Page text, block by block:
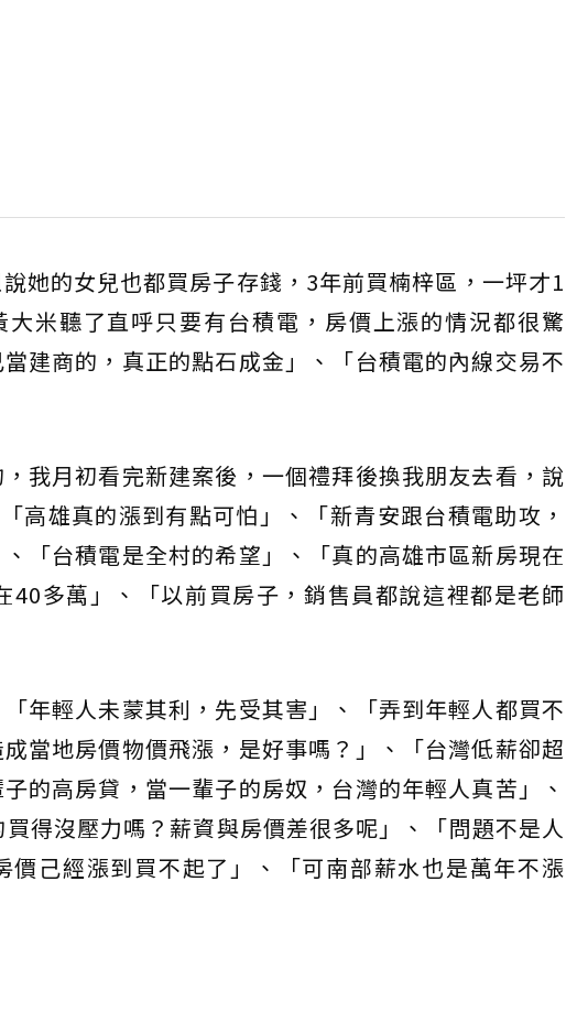
她的女兒也都買房子存錢，3年前買楠梓區，一坪才1
米聽了直呼只要有台積電，房價上漲的情況都很驚
建商的，真正的點石成金」、「台積電的內線交易不
我月初看完新建案後，一個禮拜後換我朋友去看，說
高雄真的漲到有點可怕」、「新青安跟台積電助攻，
「台積電是全村的希望」、「真的高雄市區新房現在
40多萬」、「以前買房子，銷售員都說這裡都是老師
年輕人未蒙其利，先受其害」、「弄到年輕人都買不
當地房價物價飛漲，是好事嗎？」、「台灣低薪卻超
的高房貸，當一輩子的房奴，台灣的年輕人真苦」、
買得沒壓力嗎？薪資與房價差很多呢」、「問題不是人
價己經漲到買不起了」、「可南部薪水也是萬年不漲